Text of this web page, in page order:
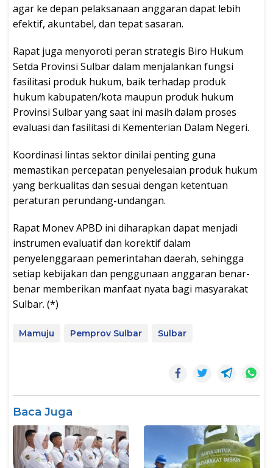
agar ke depan pelaksanaan anggaran dapat lebih
efektif, akuntabel, dan tepat sasaran.
Rapat juga menyoroti peran strategis Biro Hukum
Setda Provinsi Sulbar dalam menjalankan fungsi
fasilitasi produk hukum, baik terhadap produk
hukum kabupaten/kota maupun produk hukum
Provinsi Sulbar yang saat ini masih dalam proses
evaluasi dan fasilitasi di Kementerian Dalam Negeri.
Koordinasi lintas sektor dinilai penting guna
memastikan percepatan penyelesaian produk hukum
yang berkualitas dan sesuai dengan ketentuan
peraturan perundang-undangan.
Rapat Monev APBD ini diharapkan dapat menjadi
instrumen evaluatif dan korektif dalam
penyelenggaraan pemerintahan daerah, sehingga
setiap kebijakan dan penggunaan anggaran benar-
benar memberikan manfaat nyata bagi masyarakat
Sulbar. (*)
Mamuju Pemprov Sulbar Sulbar
Baca Juga